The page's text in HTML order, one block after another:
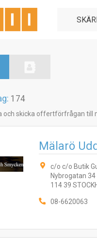
174
och skicka offertförfrågan
Mälarö
c/o c/o Butik
Nybrogatan 34
114 39
08-6620063